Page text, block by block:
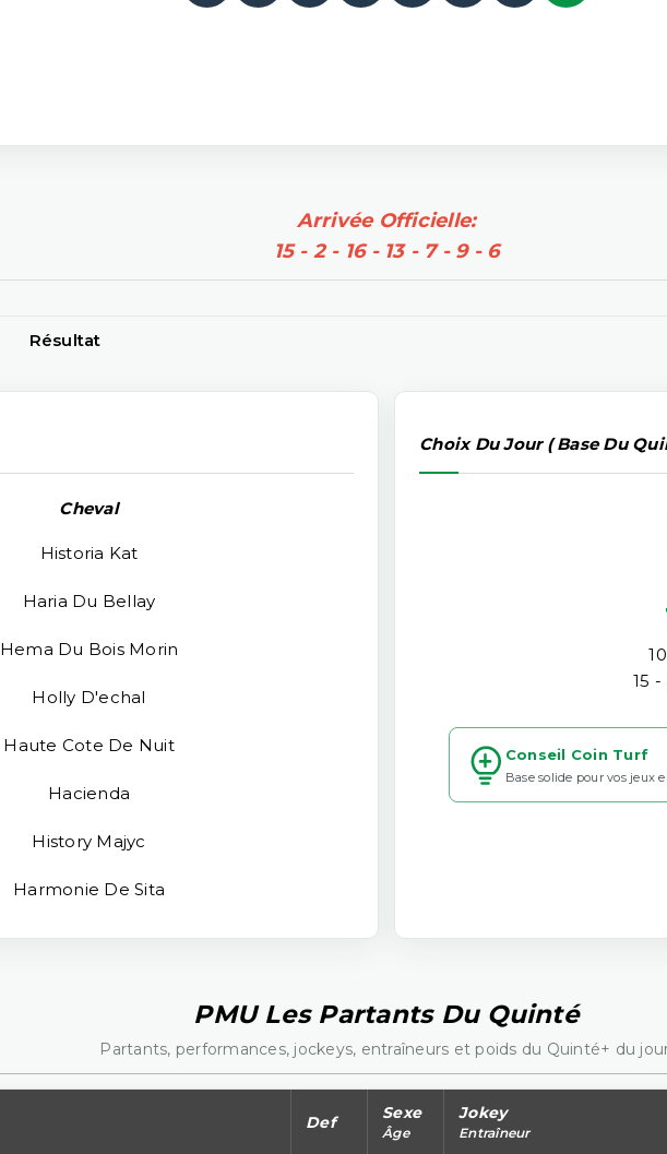
Arrivée Officielle:
15 - 2 - 16 - 13 - 7 - 9 - 6
Résultat
Cheval
Historia Kat
Haria Du Bellay
Hema Du Bois Morin
Holly D'echal
Haute Cote De Nuit
Hacienda
History Majyc
Harmonie De Sita
Choix Du Jour ( Base Du
15
Conseil Coin Turf
Base solide pour vos jeux
PMU Les Partants Du Quinté
Partants, performances, jockeys, entraîneurs et poids du Quinté+ du
Def Sexe
Âge
Jokey
Entraîneur